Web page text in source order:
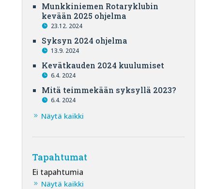
Munkkiniemen Rotaryklubin
kevään 2025 ohjelma
23.12. 2024
Syksyn 2024 ohjelma
13.9. 2024
Kevätkauden 2024 kuulumiset
6.4. 2024
Mitä teimmekään syksyllä 2023?
6.4. 2024
Näytä kaikki
Tapahtumat
Ei tapahtumia
Näytä kaikki